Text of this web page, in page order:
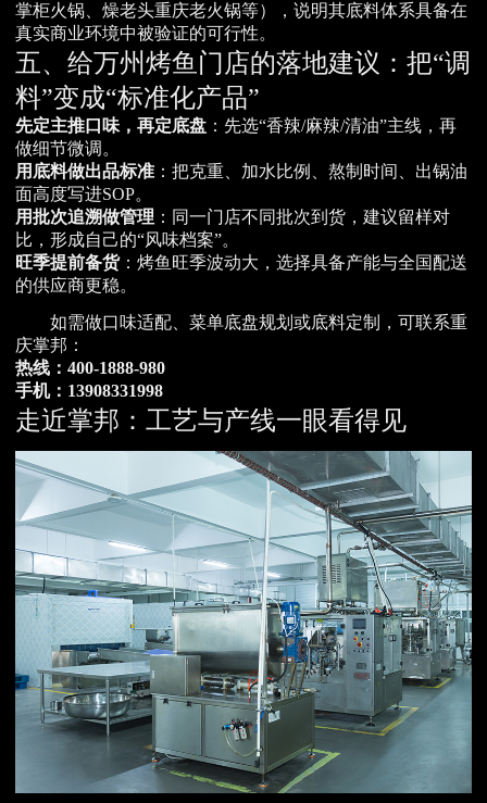
掌柜火锅、燥老头重庆老火锅等），说明其底料体系具备在
真实商业环境中被验证的可行性。
五、给万州烤鱼门店的落地建议：把“调
料”变成“标准化产品”
先定主推口味，再定底盘 ：先选“香辣/麻辣/清油”主线，再
做细节微调。
用底料做出品标准 ：把克重、加水比例、熬制时间、出锅油
面高度写进SOP。
用批次追溯做管理 ：同一门店不同批次到货，建议留样对
比，形成自己的“风味档案”。
旺季提前备货：烤鱼旺季波动大，选择具备产能与全国配送
的供应商更稳。
如需做口味适配、菜单底盘规划或底料定制，可联系重
庆掌邦：
热线：400-1888-980
手机：13908331998
走近掌邦：工艺与产线一眼看得见